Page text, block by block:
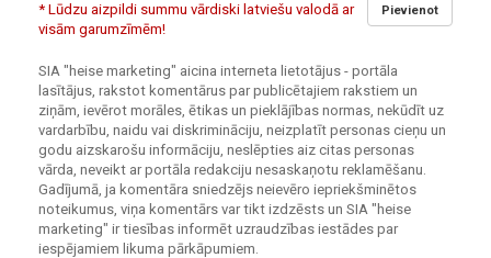
Pievienot
* Lūdzu aizpildi summu vārdiski latviešu valodā ar
visām garumzīmēm!
SIA "heise marketing" aicina interneta lietotājus - portāla
lasītājus, rakstot komentārus par publicētajiem rakstiem un
ziņām, ievērot morāles, ētikas un pieklājības normas, nekūdīt uz
vardarbību, naidu vai diskrimināciju, neizplatīt personas cieņu un
godu aizskarošu informāciju, neslēpties aiz citas personas
vārda, neveikt ar portāla redakciju nesaskaņotu reklamēšanu.
Gadījumā, ja komentāra sniedzējs neievēro iepriekšminētos
noteikumus, viņa komentārs var tikt izdzēsts un SIA "heise
marketing" ir tiesības informēt uzraudzības iestādes par
iespējamiem likuma pārkāpumiem.